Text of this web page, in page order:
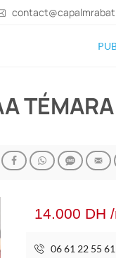
TÉMARA
14.000 DH
06 61 22 55 61